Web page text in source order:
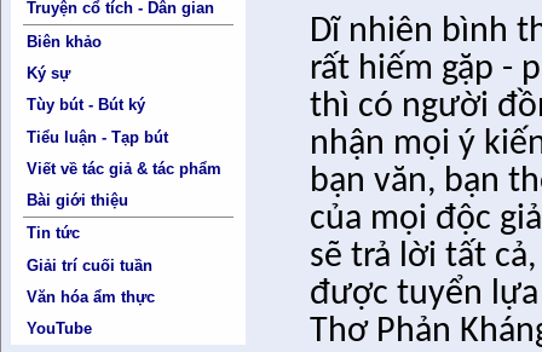
Truyện cổ tích - Dân gian
Biên khảo
Ký sự
Tùy bút - Bút ký
Tiểu luận - Tạp bút
Viết về tác giả & tác phẩm
Bài giới thiệu
Tin tức
Giải trí cuối tuần
Văn hóa ẩm thực
YouTube
Dĩ nhiên bình
rất hiếm gặp -
thì có người
nhận mọi ý
bạn văn, bạn
của mọi độc
sẽ trả lời tất
được tuyển
Thơ Phản